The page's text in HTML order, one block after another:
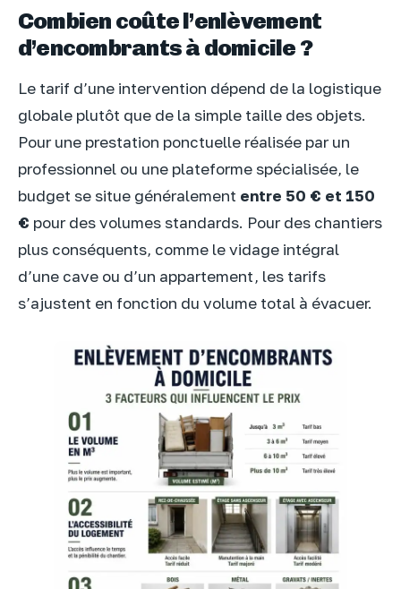
Combien coûte l’enlèvement
d’encombrants à domicile ?
Le tarif d’une intervention dépend de la logistique
globale plutôt que de la simple taille des objets.
Pour une prestation ponctuelle réalisée par un
professionnel ou une plateforme spécialisée, le
budget se situe généralement entre 50 € et 150
€ pour des volumes standards. Pour des chantiers
plus conséquents, comme le vidage intégral
d’une cave ou d’un appartement, les tarifs
s’ajustent en fonction du volume total à évacuer.